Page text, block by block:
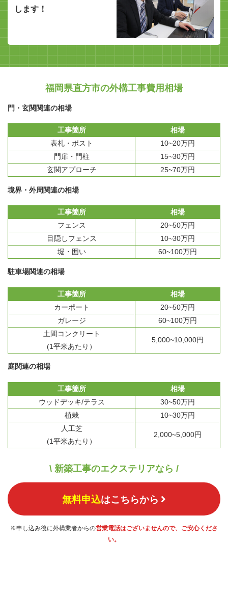
します！
福岡県直方市の外構工事費用相場
門・玄関関連の相場
工事箇所
相場
表札・ポスト
10~20万円
門扉・門柱
15~30万円
玄関アプローチ
25~70万円
境界・外周関連の相場
工事箇所
相場
フェンス
20~50万円
目隠しフェンス
10~30万円
堀・囲い
60~100万円
駐車場関連の相場
工事箇所
相場
カーポート
20~50万円
ガレージ
60~100万円
土間コンクリート
(1平米あたり）
5,000~10,000円
庭関連の相場
工事箇所
相場
ウッドデッキ/テラス
30~50万円
植栽
10~30万円
人工芝
(1平米あたり）
2,000~5,000円
\ 新築工事のエクステリアなら /
無料申込はこちらから
※申し込み後に外構業者からの営業電話はございませんので、ご安心くださ
い。